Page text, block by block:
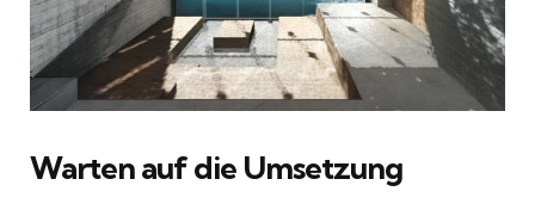
Warten auf die Umsetzung